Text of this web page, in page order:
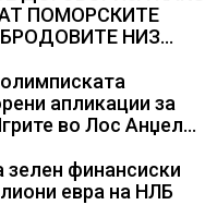
ПОМОРСКИТЕ
НИЗ
апликации за
во Лос Анџелес
финансиски
евра на НЛБ